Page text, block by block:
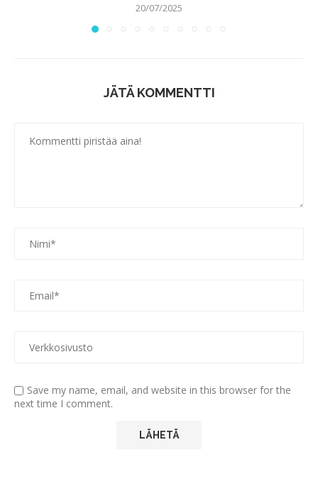
20/07/2025
JÄTÄ KOMMENTTI
Save my name, email, and website in this browser for the
next time I comment.